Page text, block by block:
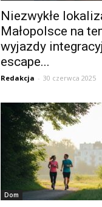
Niezwykłe
Małopolsce na
wyjazdy
escape...
Redakcja - 30 czerwca 2025
Dom